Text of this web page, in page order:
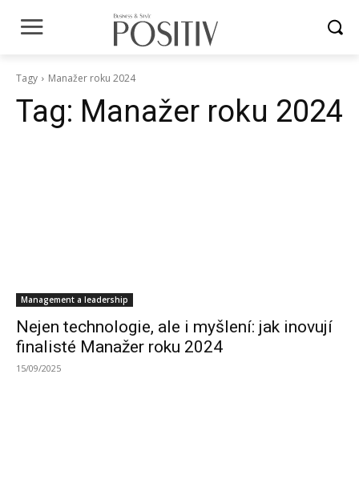
Tagy Manažer roku 2024
Tag: Manažer roku 2024
Management a leadership
Nejen technologie, ale i myšlení: jak inovují
finalisté Manažer roku 2024
15/09/2025